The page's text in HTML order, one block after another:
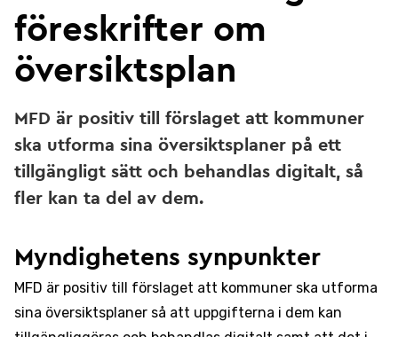
föreskrifter om
översiktsplan
MFD är positiv till förslaget att kommuner
ska utforma sina översiktsplaner på ett
tillgängligt sätt och behandlas digitalt, så
fler kan ta del av dem.
Myndighetens synpunkter
MFD är positiv till förslaget att kommuner ska utforma
sina översiktsplaner så att uppgifterna i dem kan